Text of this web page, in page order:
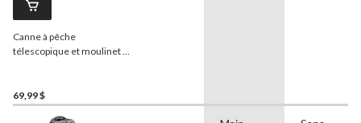
Canne à pêche
télescopique et moulinet à
69,99 $